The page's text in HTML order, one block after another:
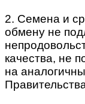
2. Семена и
обмену не
качества, не
на